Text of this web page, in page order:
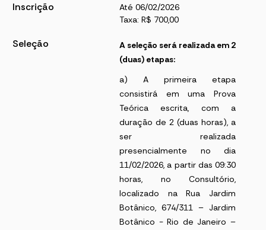
Inscrição
Até 06/02/2026
Taxa: R$ 700,00
Seleção
A seleção será realizada em 2
(duas) etapas:
a) A primeira etapa
consistirá em uma Prova
Teórica escrita, com a
duração de 2 (duas horas), a
ser realizada
presencialmente no dia
11/02/2026, a partir das 09:30
horas, no Consultório,
localizado na Rua Jardim
Botânico, 674/311 – Jardim
Botânico - Rio de Janeiro –